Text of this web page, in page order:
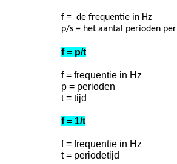
f = de frequentie in Hz
p/s = het aantal perioden
f = p/t
f = frequentie in Hz
p = perioden
t = tijd
f = 1/t
f = frequentie in Hz
t = periodetijd